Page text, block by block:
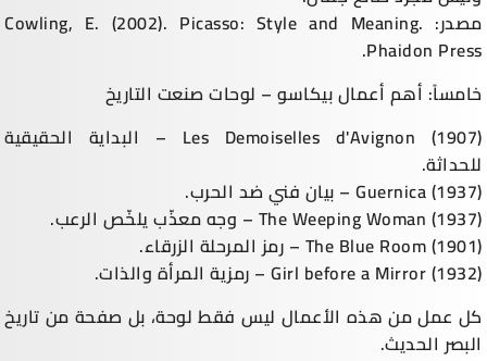
مصدر: Cowling, E. (2002). Picasso: Style and Meaning.
Phaidon Press.
خامساً: أهم أعمال بيكاسو – لوحات صنعت التاريخ
Les Demoiselles d'Avignon (1907) – البداية الحقيقية
للحداثة.
Guernica (1937) – بيان فني ضد الحرب.
The Weeping Woman (1937) – وجه معذّب يلخّص الرعب.
The Blue Room (1901) – رمز المرحلة الزرقاء.
Girl before a Mirror (1932) – رمزية المرأة والذات.
كل عمل من هذه الأعمال ليس فقط لوحة، بل صفحة من تاريخ
البصر الحديث.